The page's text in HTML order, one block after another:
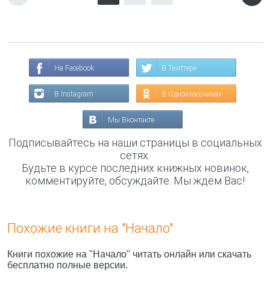
На Facebook В Твиттере
В Instagram В Одноклассниках
Мы Вконтакте
Подписывайтесь на наши страницы в социальных
сетях.
Будьте в курсе последних книжных новинок,
комментируйте, обсуждайте. Мы ждём Вас!
Похожие книги на "Начало"
Книги похожие на "Начало" читать онлайн или скачать
бесплатно полные версии.